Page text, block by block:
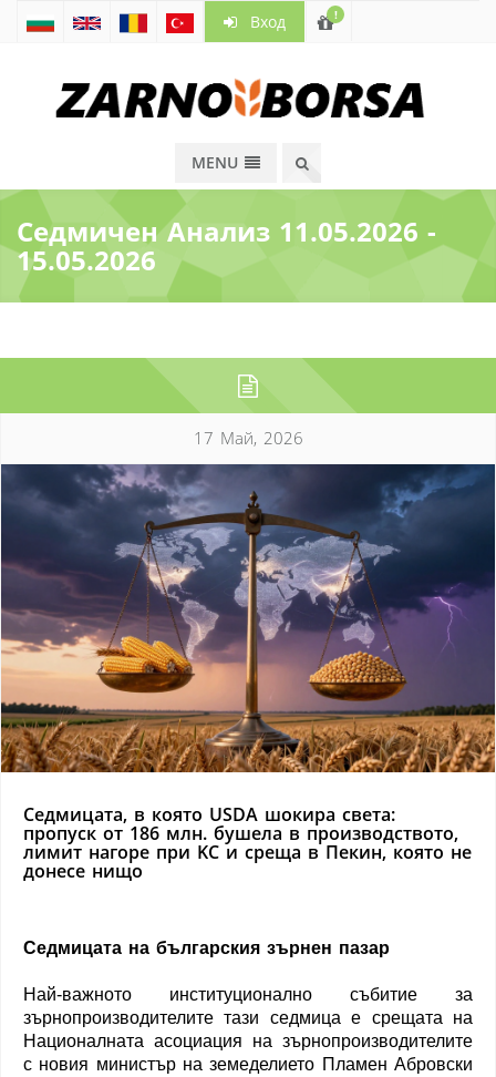
Вход !
MENU
Седмичен Анализ 11.05.2026 -
15.05.2026
17 Май, 2026
Седмицата, в която USDA шокира света:
пропуск от 186 млн. бушела в производството,
лимит нагоре при KC и среща в Пекин, която не
донесе нищо
Седмицата на българския зърнен пазар
Най-важното институционално събитие за
зърнопроизводителите тази седмица е срещата на
Националната асоциация на зърнопроизводителите
с новия министър на земеделието Пламен Абровски